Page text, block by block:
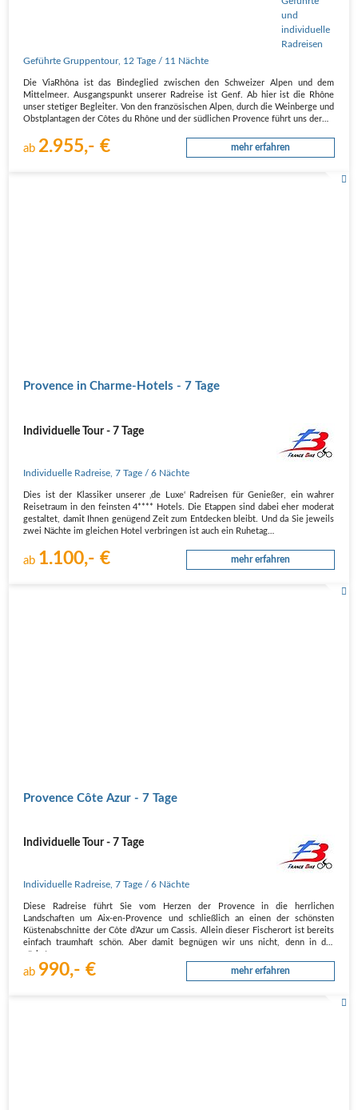
Geführte Gruppentour, 12 Tage / 11 Nächte
Die ViaRhôna ist das Bindeglied zwischen den Schweizer Alpen und dem
Mittelmeer. Ausgangspunkt unserer Radreise ist Genf. Ab hier ist die Rhône
unser stetiger Begleiter. Von den französischen Alpen, durch die Weinberge und
Obstplantagen der Côtes du Rhône und der südlichen Provence führt uns der…
ab2.955,- € mehr erfahren
Provence in Charme-Hotels - 7 Tage
Individuelle Tour - 7 Tage
Individuelle Radreise ,7 Tage / 6 Nächte
Dies ist der Klassiker unserer ‚de Luxe‘ Radreisen für Genießer, ein wahrer
Reisetraum in den feinsten 4**** Hotels. Die Etappen sind dabei eher moderat
gestaltet, damit Ihnen genügend Zeit zum Entdecken bleibt. Und da Sie jeweils
zwei Nächte im gleichen Hotel verbringen ist auch ein Ruhetag…
ab 1.100,- € mehr erfahren
Provence Côte Azur - 7 Tage
Individuelle Tour - 7 Tage
Individuelle Radreise ,7 Tage / 6 Nächte
Diese Radreise führt Sie vom Herzen der Provence in die herrlichen
Landschaften um Aix-en-Provence und schließlich an einen der schönsten
Küstenabschnitte der Côte d’Azur um Cassis. Allein dieser Fischerort ist bereits
einfach traumhaft schön. Aber damit begnügen wir uns nicht, denn in der
ab 990,- € mehr erfahren